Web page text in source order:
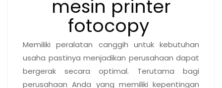
mesin printer
fotocopy
Memiliki peralatan canggih untuk kebutuhan
usaha pastinya menjadikan perusahaan dapat
bergerak secara optimal. Terutama bagi
perusahaan Anda yang memiliki kepentingan